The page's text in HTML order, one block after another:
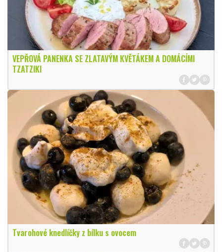
VEPŘOVÁ PANENKA SE ZLATAVÝM KVĚTÁKEM A DOMÁCÍMI
TZATZIKI
Tvarohové knedlíčky z bílku s ovocem